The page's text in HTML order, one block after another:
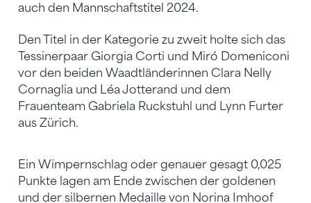
auch den Mannschaftstitel 2024.
Den Titel in der Kategorie zu zweit holte sich das
Tessinerpaar Giorgia Corti und Miró Domeniconi
vor den beiden Waadtländerinnen Clara Nelly
Cornaglia und Léa Jotterand und dem
Frauenteam Gabriela Ruckstuhl und Lynn Furter
aus Zürich.
Ein Wimpernschlag oder genauer gesagt 0,025
Punkte lagen am Ende zwischen der goldenen
und der silbernen Medaille von Norina Imhoof